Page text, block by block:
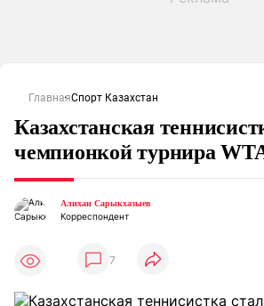
ГлавнаяСпорт Казахстан
Казахстанская
чемпионкой турнира
Алихан Сарыкхазыев
Корреспондент
7